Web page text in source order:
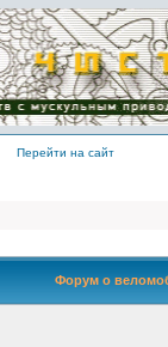
Перейти на сайт
Форум о